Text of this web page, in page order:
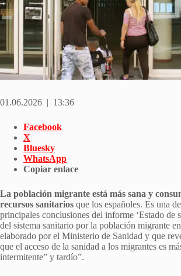
01.06.2026 | 13:36
Facebook
X
Bluesky
WhatsApp
Copiar enlace
La población migrante está más sana y
recursos sanitarios que los españoles. Es una
principales conclusiones del informe ‘Estado de
del sistema sanitario por la población migrante en
elaborado por el Ministerio de Sanidad y que
que el acceso de la sanidad a los migrantes es
intermitente” y tardío”.